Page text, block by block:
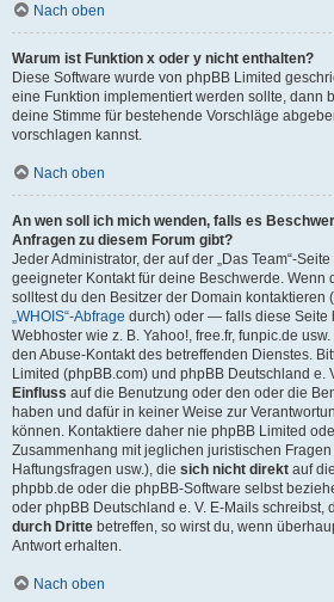
Nach oben
Warum ist Funktion x oder y nicht enthalten?
Diese Software wurde von phpBB Limited
eine Funktion implementiert werden sollte, dann
deine Stimme für bestehende Vorschläge
vorschlagen kannst.
Nach oben
An wen soll ich mich wenden, falls es
Anfragen zu diesem Forum gibt?
Jeder Administrator, der auf der „Das Team“-
geeigneter Kontakt für deine Beschwerde. Wenn
solltest du den Besitzer der Domain kontaktieren
„WHOIS“-Abfrage durch) oder — falls diese Seite
Webhoster wie z. B. Yahoo!, free.fr, funpic.de
den Abuse-Kontakt des betreffenden Dienstes.
Limited (phpBB.com) und phpBB Deutschland e.
Einfluss auf die Benutzung oder den oder die
haben und dafür in keiner Weise zur
können. Kontaktiere daher nie phpBB Limited
Zusammenhang mit jeglichen juristischen
Haftungsfragen usw.), die sich nicht direkt auf
phpbb.de oder die phpBB-Software selbst
oder phpBB Deutschland e. V. E-Mails schreibst,
durch Dritte betreffen, so wirst du, wenn
Antwort erhalten.
Nach oben